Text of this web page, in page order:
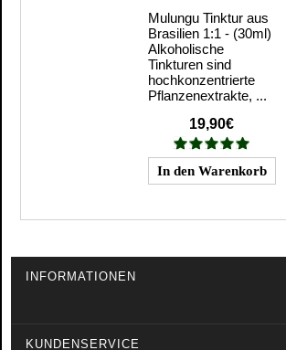
Mulungu Tinktur aus
Brasilien 1:1 - (30ml)
Alkoholische
Tinkturen sind
hochkonzentrierte
Pflanzenextrakte, ...
19,90€
INFORMATIONEN
KUNDENSERVICE